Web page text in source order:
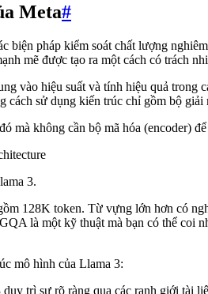
Meta#
biện pháp kiểm soát chất lượng
mẽ được tạo ra một cách có trách
vào hiệu suất và tính hiệu quả
cách sử dụng kiến trúc chỉ gồm bộ giải
mà không cần bộ mã hóa (encoder)
3.
128K token. Từ vựng lớn hơn có
là một kỹ thuật mà bạn có thể coi
mô hình của Llama 3:
trì sự rõ ràng qua các ranh giới tài